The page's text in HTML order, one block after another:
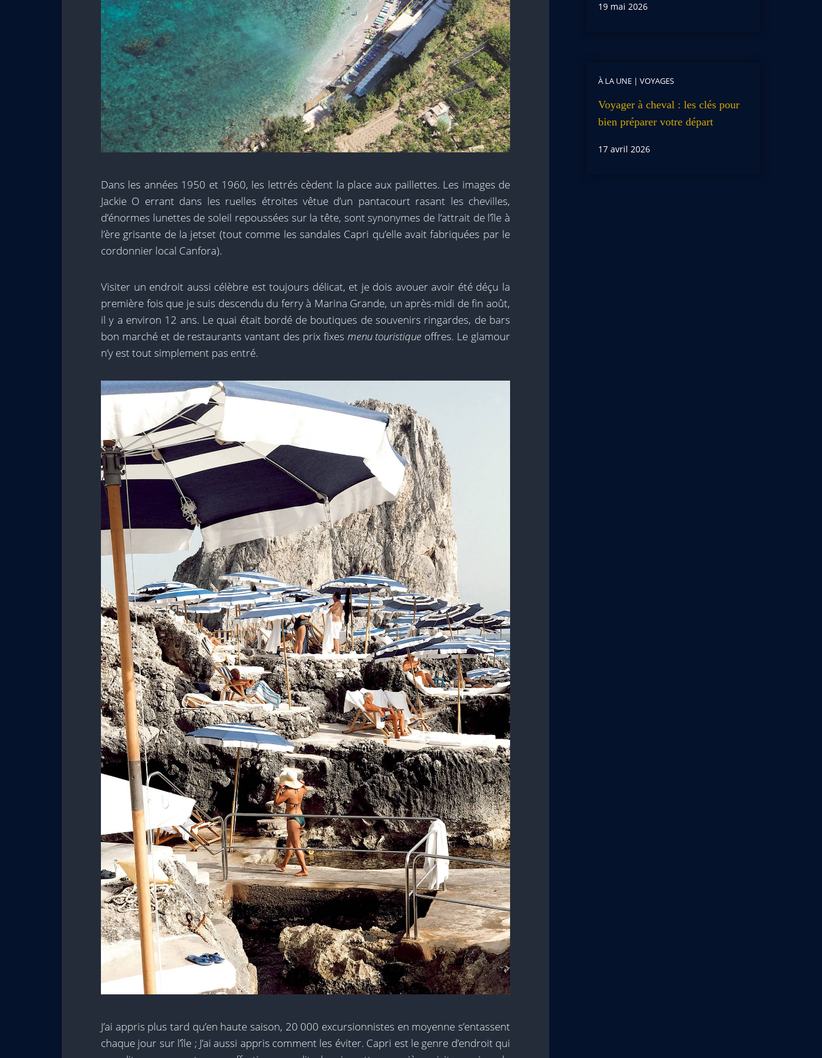
Dans les années 1950 et 1960, les lettrés cèdent la place aux paillettes. Les images de
Jackie O errant dans les ruelles étroites vêtue d’un pantacourt rasant les chevilles,
d’énormes lunettes de soleil repoussées sur la tête, sont synonymes de l’attrait de l’île à
l’ère grisante de la jetset (tout comme les sandales Capri qu’elle avait fabriquées par le
cordonnier local Canfora).
Visiter un endroit aussi célèbre est toujours délicat, et je dois avouer avoir été déçu la
première fois que je suis descendu du ferry à Marina Grande, un après-midi de fin août,
il y a environ 12 ans. Le quai était bordé de boutiques de souvenirs ringardes, de bars
bon marché et de restaurants vantant des prix fixes menu touristique offres. Le glamour
n’y est tout simplement pas entré.
J’ai appris plus tard qu’en haute saison, 20 000 excursionnistes en moyenne s’entassent
chaque jour sur l’île ; J’ai aussi appris comment les éviter. Capri est le genre d’endroit qui
19 mai 2026
À LA UNE| VOYAGES
Voyager à cheval : les clés pour
bien préparer votre départ
17 avril 2026